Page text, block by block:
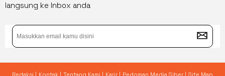
langsung ke Inbox anda
Redaksi | Kontak | Tentang Kami | Karir | Pedoman Media Siber | Site Map